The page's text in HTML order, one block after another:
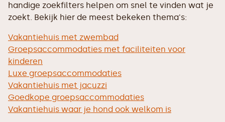
handige zoekfilters helpen om snel te vinden wat je
zoekt. Bekijk hier de meest bekeken thema's:
Vakantiehuis met zwembad
Groepsaccommodaties met faciliteiten voor
kinderen
Luxe groepsaccommodaties
Vakantiehuis met jacuzzi
Goedkope groepsaccommodaties
Vakantiehuis waar je hond ook welkom is